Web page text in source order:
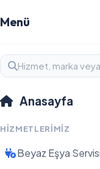
Menü
Anasayfa
HIZMETLERIMIZ
Beyaz Eşya